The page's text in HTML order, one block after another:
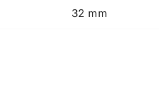
32 mm